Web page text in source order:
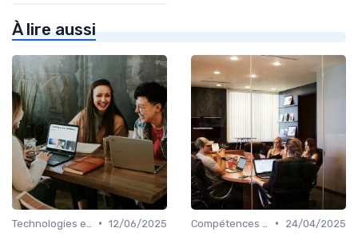
À lire aussi
• 12/06/2025
•
24/04/2025